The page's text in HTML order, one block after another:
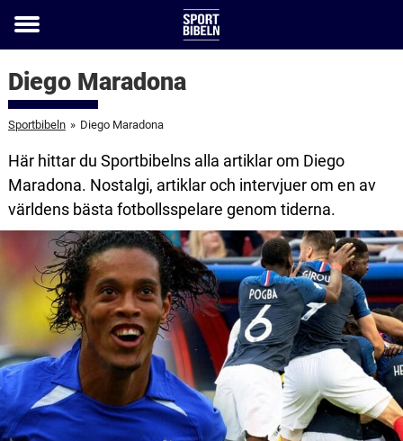
Toggle
Diego Maradona
Sportbibeln » Diego Maradona
Här hittar du Sportbibelns alla artiklar om Diego
Maradona. Nostalgi, artiklar och intervjuer om en av
världens bästa fotbollsspelare genom tiderna.